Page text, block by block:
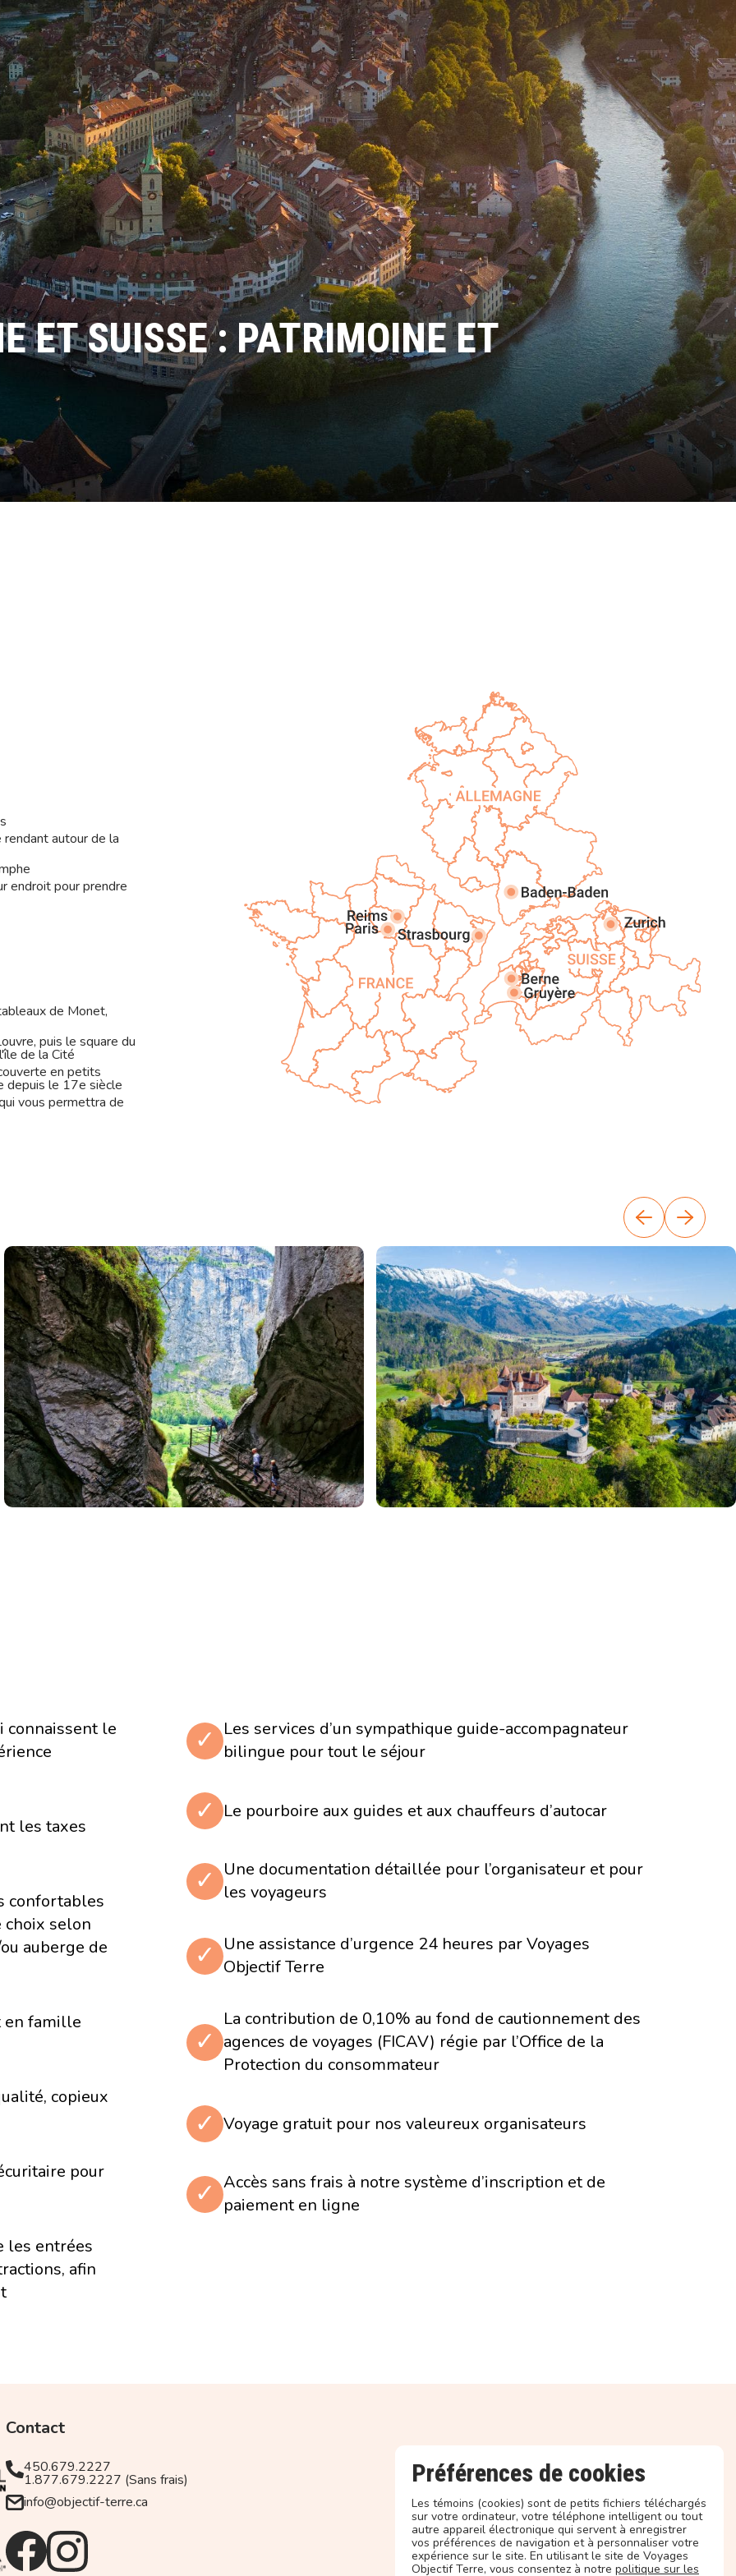
ET SUISSE : PATRIMOINE ET
autour de la
endroit pour prendre
de Monet,
puis le square du
de la Cité
en petits
depuis le 17e siècle
vous permettra de
qui permet
véhicules
il y a plus de 8
1918 et surtout aux
exposition de réalité
23 ans qui affronte la
quartier le plus
européen du
remparts, une vue
une élégante station
une eau chaude
de la Suisse au
plus sur l'histoire
des lacs suisse
chutes d'eau
connaissent le
les taxes
confortables
choix selon
auberge de
en famille
copieux
pour
les entrées
afin
✓
Les services d’un sympathique guide-accompagnateur
bilingue pour tout le séjour
✓ Le pourboire aux guides et aux chauffeurs d’autocar
✓
Une documentation détaillée pour l’organisateur et pour
les voyageurs
✓
Une assistance d’urgence 24 heures par Voyages
Objectif Terre
✓
La contribution de 0,10% au fond de cautionnement des
agences de voyages (FICAV) régie par l’Office de la
Protection du consommateur
✓ Voyage gratuit pour nos valeureux organisateurs
✓ Accès sans frais à notre système d’inscription et de
paiement en ligne
Contact
450.679.2227
1.877.679.2227 (Sans frais)
info@objectif-terre.ca
Préférences de cookies
Les témoins (cookies) sont de petits fichiers téléchargés
sur votre ordinateur, votre téléphone intelligent ou tout
autre appareil électronique qui servent à enregistrer
vos préférences de navigation et à personnaliser votre
expérience sur le site. En utilisant le site de Voyages
Objectif Terre, vous consentez à notre politique sur les